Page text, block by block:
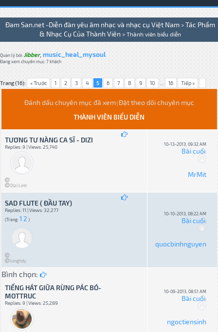
Đam San.net -Diễn đàn yêu âm nhạc và nhạc cụ Việt Nam > Tác Phẩm
& Nhạc Cụ Của Thành Viên > Thành viên biểu diễn
Quản lý bởi:Jibber,music_heal_mysoul
Đang xem chuyên mục: 7 khách
Trang (16): « Trước 1 2 3 4 5 6 7 8 9 10 ... 16 Tiếp »
Đánh dấu chuyên mục đã xem| Đặt theo dõi chuyên mục
THÀNH VIÊN BIỂU DIỄN
TƯƠNG TƯ NÀNG CA SĨ - DIZI
Replies: 9 | Views: 25,740
Dizi Linh
10-13-2013, 09:32 AM
Bài cuối:
MrMit
SAD FLUTE ( ĐẦU TAY)
Replies: 11 | Views: 32,277
(Trang:1 2 )
longhdy
10-10-2013, 08:22 AM
Bài cuối:
quocbinhnguyen
Bình chọn:
TIẾNG HÁT GIỮA RỪNG PÁC BÓ-
MOTTRUC
Replies: 9 | Views: 25,289
10-09-2013, 08:51 AM
Bài cuối:
ngoctiensinh